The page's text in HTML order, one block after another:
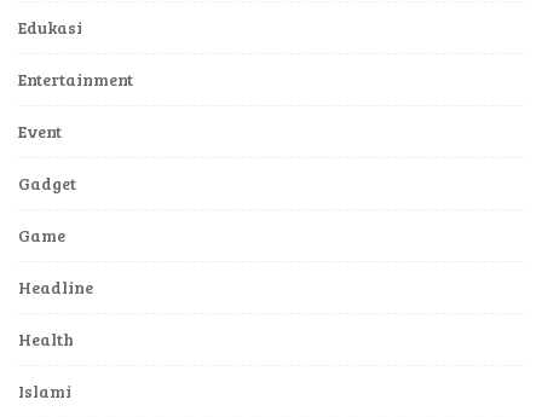
Edukasi
Entertainment
Event
Gadget
Game
Headline
Health
Islami